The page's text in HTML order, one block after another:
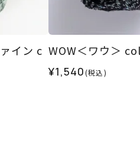
イン c WOW＜ワウ＞
¥1,540(税込)